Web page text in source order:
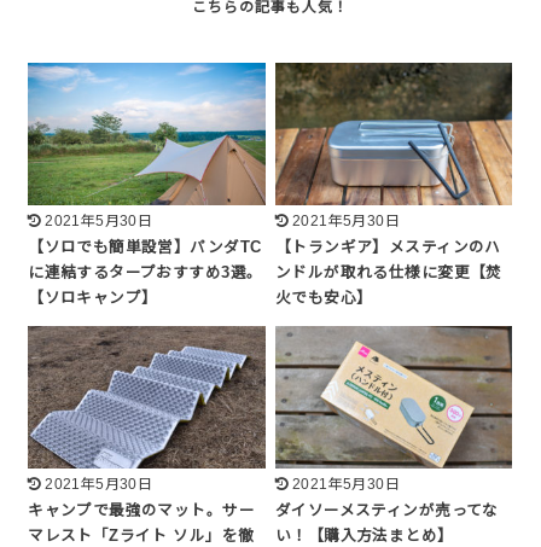
2021年5月30日
【ソロでも簡単設営】パンダTC
に連結するタープおすすめ3選。
【ソロキャンプ】
2021年5月30日
【トランギア】メスティンのハ
ンドルが取れる仕様に変更【焚
火でも安心】
2021年5月30日
キャンプで最強のマット。サー
マレスト「Zライト ソル」を徹
2021年5月30日
ダイソーメスティンが売ってな
い！【購入方法まとめ】